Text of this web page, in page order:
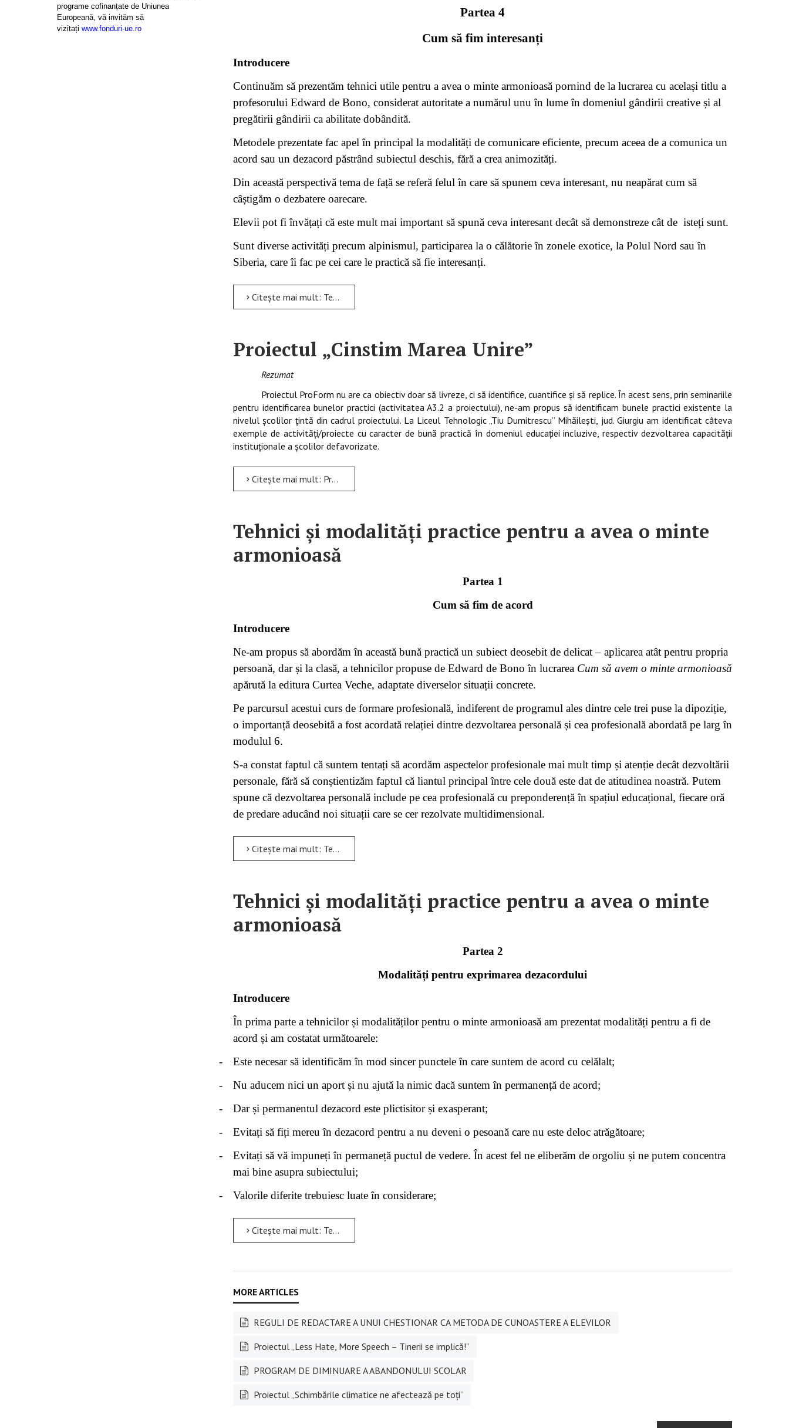
programe cofinanțate de Uniunea
Europeană, vă invităm să
vizitați www.fonduri-ue.ro
Partea 4
Cum să fim interesanți
Introducere
Continuăm să prezentăm tehnici utile pentru a avea o minte armonioasă pornind de la lucrarea cu același titlu a
profesorului Edward de Bono, considerat autoritate a numărul unu în lume în domeniul gândirii creative și al
pregătirii gândirii ca abilitate dobândită.
Metodele prezentate fac apel în principal la modalități de comunicare eficiente, precum aceea de a comunica un
acord sau un dezacord păstrând subiectul deschis, fără a crea animozități.
Din această perspectivă tema de față se referă felul în care să spunem ceva interesant, nu neapărat cum să
câștigăm o dezbatere oarecare.
Elevii pot fi învățați că este mult mai important să spună ceva interesant decât să demonstreze cât de isteți sunt.
Sunt diverse activități precum alpinismul, participarea la o călătorie în zonele exotice, la Polul Nord sau în
Siberia, care îi fac pe cei care le practică să fie interesanți.
Citește mai mult: Tehnici și modalități practice pentru a avea o minte armonioasă
Proiectul „Cinstim Marea Unire”
Rezumat
Proiectul ProForm nu are ca obiectiv doar să livreze, ci să identifice, cuantifice şi să replice. În acest sens, prin seminariile
pentru identificarea bunelor practici (activitatea A3.2 a proiectului), ne-am propus să identificam bunele practici existente la
nivelul şcolilor ţintă din cadrul proiectului. La Liceul Tehnologic „Tiu Dumitrescu” Mihăileşti, jud. Giurgiu am identificat câteva
exemple de activităţi/proiecte cu caracter de bună practică în domeniul educaţiei incluzive, respectiv dezvoltarea capacității
instituționale a școlilor defavorizate.
Citește mai mult: Proiectul „Cinstim Marea Unire”
Tehnici și modalități practice pentru a avea o minte
armonioasă
Partea 1
Cum să fim de acord
Introducere
Ne-am propus să abordăm în această bună practică un subiect deosebit de delicat – aplicarea atât pentru propria
persoană, dar și la clasă, a tehnicilor propuse de Edward de Bono în lucrarea Cum să avem o minte armonioasă
apărută la editura Curtea Veche, adaptate diverselor situații concrete.
Pe parcursul acestui curs de formare profesională, indiferent de programul ales dintre cele trei puse la dipoziție,
o importanță deosebită a fost acordată relației dintre dezvoltarea personală și cea profesională abordată pe larg în
modulul 6.
S-a constat faptul că suntem tentați să acordăm aspectelor profesionale mai mult timp și atenție decât dezvoltării
personale, fără să conștientizăm faptul că liantul principal între cele două este dat de atitudinea noastră. Putem
spune că dezvoltarea personală include pe cea profesională cu preponderență în spațiul educațional, fiecare oră
de predare aducând noi situații care se cer rezolvate multidimensional.
Citește mai mult: Tehnici și modalități practice pentru a avea o minte armonioasă
Tehnici și modalități practice pentru a avea o minte
armonioasă
Partea 2
Modalități pentru exprimarea dezacordului
Introducere
În prima parte a tehnicilor și modalităților pentru o minte armonioasă am prezentat modalități pentru a fi de
acord și am costatat următoarele:
-
Este necesar să identificăm în mod sincer punctele în care suntem de acord cu celălalt;
-
Nu aducem nici un aport și nu ajută la nimic dacă suntem în permanență de acord;
-
Dar și permanentul dezacord este plictisitor și exasperant;
-
Evitați să fiți mereu în dezacord pentru a nu deveni o pesoană care nu este deloc atrăgătoare;
-
Evitați să vă impuneți în permaneță puctul de vedere. În acest fel ne eliberăm de orgoliu și ne putem concentra
mai bine asupra subiectului;
-
Valorile diferite trebuiesc luate în considerare;
Citește mai mult: Tehnici și modalități practice pentru a avea o minte armonioasă
REGULI DE REDACTARE A UNUI CHESTIONAR CA METODA DE CUNOASTERE A ELEVILOR
Proiectul „Less Hate, More Speech – Tinerii se implică!”
PROGRAM DE DIMINUARE A ABANDONULUI SCOLAR
Proiectul „Schimbările climatice ne afectează pe toţi”